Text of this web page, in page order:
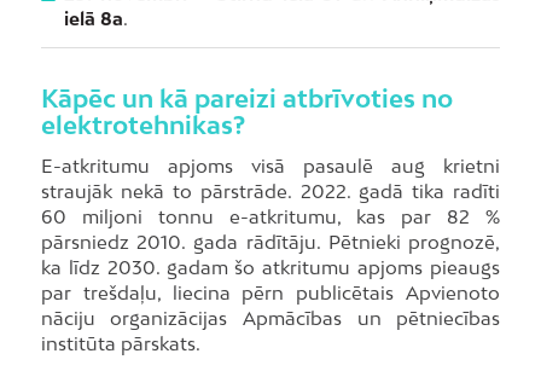
ielā 8a.
Kāpēc un kā pareizi atbrīvoties no
elektrotehnikas?
E-atkritumu apjoms visā pasaulē aug krietni
straujāk nekā to pārstrāde. 2022. gadā tika radīti
60 miljoni tonnu e-atkritumu, kas par 82 %
pārsniedz 2010. gada rādītāju. Pētnieki prognozē,
ka līdz 2030. gadam šo atkritumu apjoms pieaugs
par trešdaļu, liecina pērn publicētais Apvienoto
nāciju organizācijas Apmācības un pētniecības
institūta pārskats.